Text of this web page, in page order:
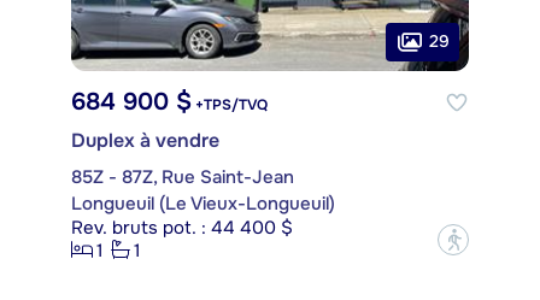
29
684 900 $ +TPS/TVQ
Duplex à vendre
85Z - 87Z, Rue Saint-Jean
Longueuil (Le Vieux-Longueuil)
Rev. bruts pot. : 44 400 $
1
1 ?